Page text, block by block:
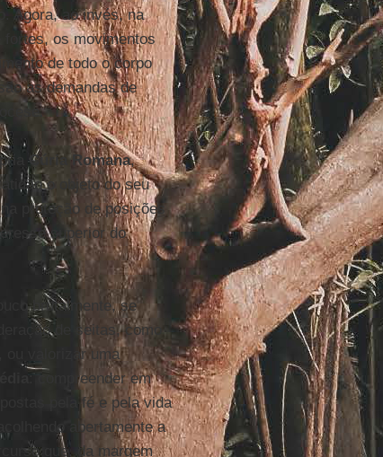
Agora, ao invés, na
os movimentos
de todo o corpo
as demandas de
Cúria Romana,
o objeto do seu
proteção de posições
superior do
brutalmente, se
de seitas, como
ou valorizar uma
: compreender em
pela fé e pela vida
abertamente a
que, da margem